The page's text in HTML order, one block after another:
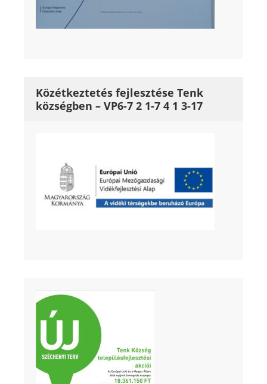
Közétkeztetés fejlesztése Tenk
községben – VP6-7 2 1-7 4 1 3-17